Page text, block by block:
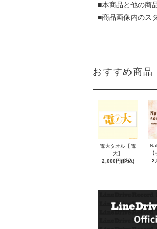
■本商品と他の商
■商品画像内のス
おすすめ商品
電大タオル【電
大】
2,000円(税込)